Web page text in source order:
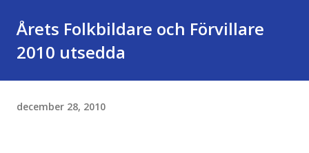
Årets Folkbildare och Förvillare
2010 utsedda
december 28, 2010